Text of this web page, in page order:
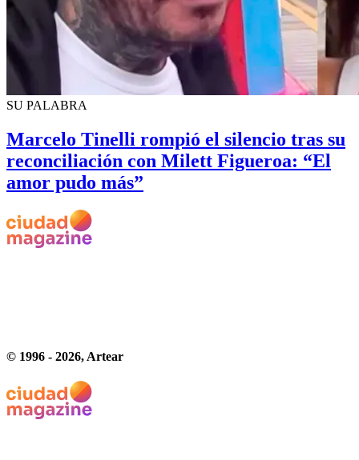
SU PALABRA
Marcelo Tinelli rompió el silencio tras su
reconciliación con Milett Figueroa: “El
amor pudo más”
© 1996 - 2026, Artear